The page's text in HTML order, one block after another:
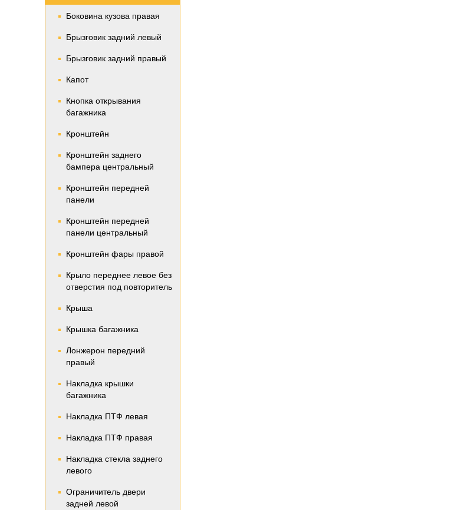
Боковина кузова правая
Брызговик задний левый
Брызговик задний правый
Капот
Кнопка открывания
багажника
Кронштейн
Кронштейн заднего
бампера центральный
Кронштейн передней
панели
Кронштейн передней
панели центральный
Кронштейн фары правой
Крыло переднее левое без
отверстия под повторитель
Крыша
Крышка багажника
Лонжерон передний
правый
Накладка крышки
багажника
Накладка ПТФ левая
Накладка ПТФ правая
Накладка стекла заднего
левого
Ограничитель двери
задней левой